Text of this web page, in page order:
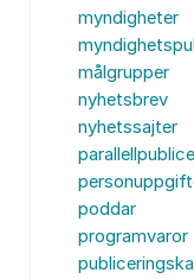
myndigheter
målgrupper
nyhetsbrev
nyhetssajter
poddar
programvaror